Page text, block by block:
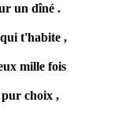
un dîné .
t'habite ,
mille fois
choix ,